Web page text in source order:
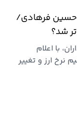
حسین فرهادی/
شد؟
با اعلام
نرخ ارز و تغییر